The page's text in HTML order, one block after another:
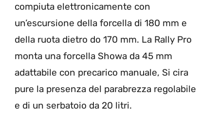
compiuta elettronicamente con
un’escursione della forcella di 180 mm e
della ruota dietro do 170 mm. La Rally Pro
monta una forcella Showa da 45 mm
adattabile con precarico manuale, Si cira
pure la presenza del parabrezza regolabile
e di un serbatoio da 20 litri.